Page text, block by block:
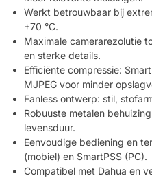
Werkt betrouwbaar bij
+70 °C.
Maximale camerarezolutie
en sterke details.
Efficiënte compressie:
MJPEG voor minder
Fanless ontwerp: stil,
Robuuste metalen
levensduur.
Eenvoudige bediening en
(mobiel) en SmartPSS (PC).
Compatibel met Dahua en